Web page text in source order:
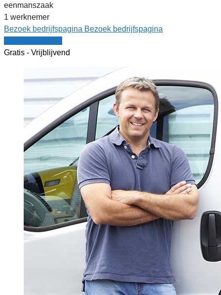
eenmanszaak
1 werknemer
Bezoek bedrijfspagina Bezoek bedrijfspagina
Gratis - Vrijblijvend